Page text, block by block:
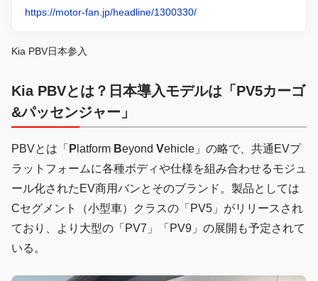
https://motor-fan.jp/headline/1300330/
Kia PBV日本参入
Kia PBVとは？日本導入モデルは「PV5カーゴ
&パッセンジャー」
PBVとは「 P latform Beyond Vehicle」の略で、共通EVプ
ラットフォームに各種ボディや仕様を組み合わせるモジュ
ール化されたEV商用バンとそのブランド。製品としては
Cセグメント（小型車）クラスの「PV5」がリリースされ
ており、より大型の「PV7」「PV9」の展開も予定されて
いる。